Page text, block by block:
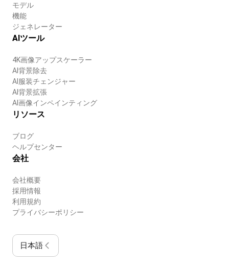
モデル
機能
ジェネレーター
AIツール
4K画像アップスケーラー
AI背景除去
AI服装チェンジャー
AI背景拡張
AI画像インペインティング
リソース
ブログ
ヘルプセンター
会社
会社概要
採用情報
利用規約
プライバシーポリシー
日本語